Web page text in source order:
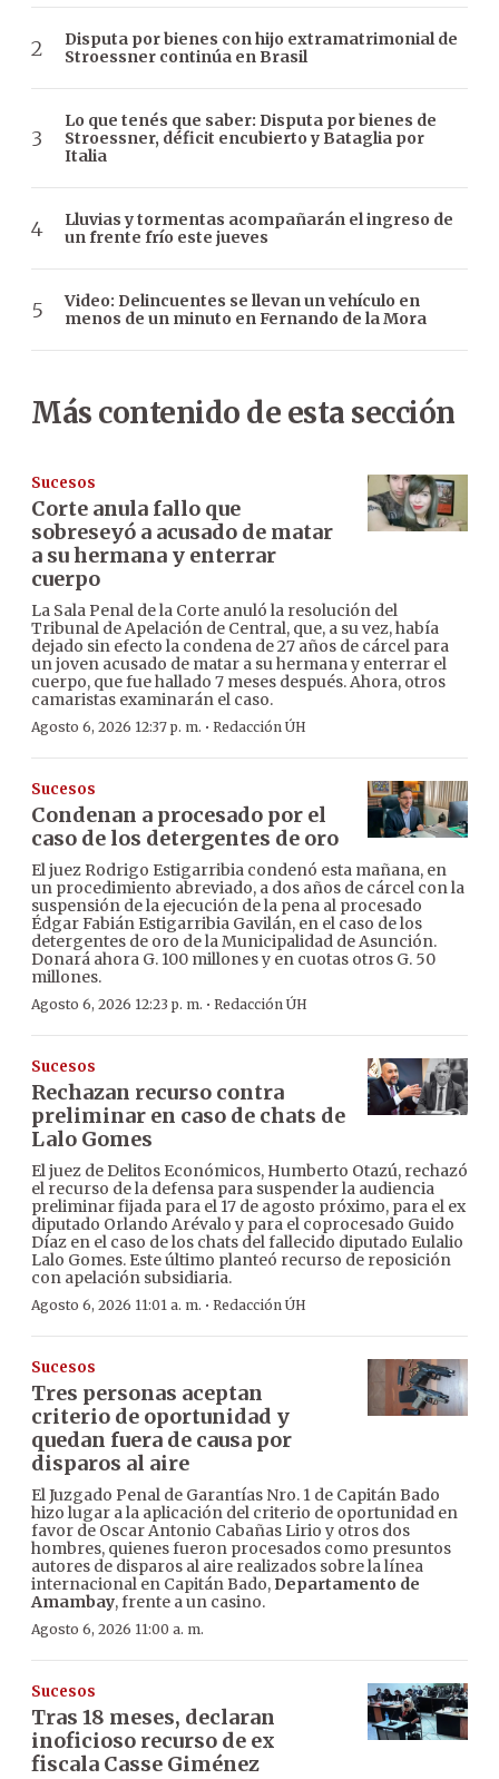
Disputa por bienes con hijo extramatrimonial de
Stroessner continúa en Brasil
Lo que tenés que saber: Disputa por bienes de
Stroessner, déficit encubierto y Bataglia por
Italia
Lluvias y tormentas acompañarán el ingreso de
un frente frío este jueves
Video: Delincuentes se llevan un vehículo en
menos de un minuto en Fernando de la Mora
Más contenido de esta sección
Sucesos
Corte anula fallo que
sobreseyó a acusado de matar
a su hermana y enterrar
cuerpo
La Sala Penal de la Corte anuló la resolución del
Tribunal de Apelación de Central, que, a su vez, había
dejado sin efecto la condena de 27 años de cárcel para
un joven acusado de matar a su hermana y enterrar el
cuerpo, que fue hallado 7 meses después. Ahora, otros
camaristas examinarán el caso.
Agosto 6, 2026 12:37 p. m. · Redacción ÚH
Sucesos
Condenan a procesado por el
caso de los detergentes de oro
El juez Rodrigo Estigarribia condenó esta mañana, en
un procedimiento abreviado, a dos años de cárcel con la
suspensión de la ejecución de la pena al procesado
Édgar Fabián Estigarribia Gavilán, en el caso de los
detergentes de oro de la Municipalidad de Asunción.
Donará ahora G. 100 millones y en cuotas otros G. 50
millones.
Agosto 6, 2026 12:23 p. m. · Redacción ÚH
Sucesos
Rechazan recurso contra
preliminar en caso de chats de
Lalo Gomes
El juez de Delitos Económicos, Humberto Otazú, rechazó
el recurso de la defensa para suspender la audiencia
preliminar fijada para el 17 de agosto próximo, para el ex
diputado Orlando Arévalo y para el coprocesado Guido
Díaz en el caso de los chats del fallecido diputado Eulalio
Lalo Gomes. Este último planteó recurso de reposición
con apelación subsidiaria.
Agosto 6, 2026 11:01 a. m. · Redacción ÚH
Sucesos
Tres personas aceptan
criterio de oportunidad y
quedan fuera de causa por
disparos al aire
El Juzgado Penal de Garantías Nro. 1 de Capitán Bado
hizo lugar a la aplicación del criterio de oportunidad en
favor de Oscar Antonio Cabañas Lirio y otros dos
hombres, quienes fueron procesados como presuntos
autores de disparos al aire realizados sobre la línea
internacional en Capitán Bado, Departamento de
Amambay, frente a un casino.
Agosto 6, 2026 11:00 a. m.
Sucesos
Tras 18 meses, declaran
inoficioso recurso de ex
fiscala Casse Giménez